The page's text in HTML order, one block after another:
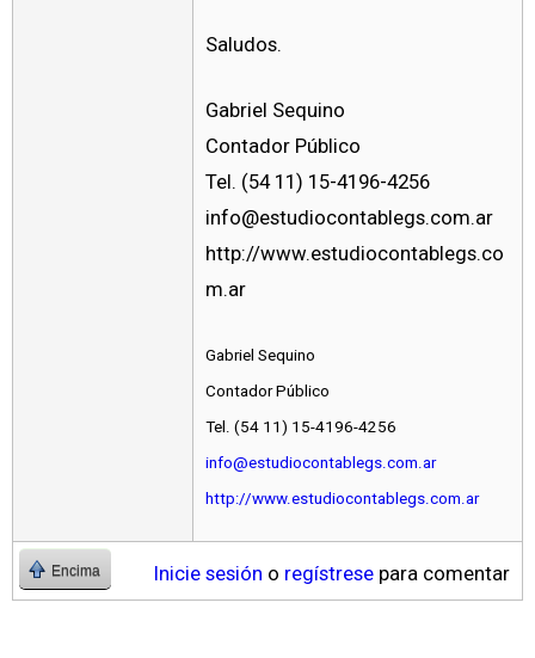
Saludos.
Gabriel Sequino
Contador Público
Tel. (54 11) 15-4196-4256
info@estudiocontablegs.com.ar
http://www.estudiocontablegs.co
m.ar
Gabriel Sequino
Contador Público
Tel. (54 11) 15-4196-4256
info@estudiocontablegs.com.ar
http://www.estudiocontablegs.com.ar
Encima Inicie sesión o regístrese para comentar